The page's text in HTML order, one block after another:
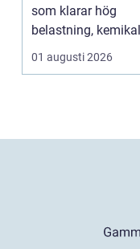
som klarar hög
belastning,
och väta utan at...
01 augusti 2026